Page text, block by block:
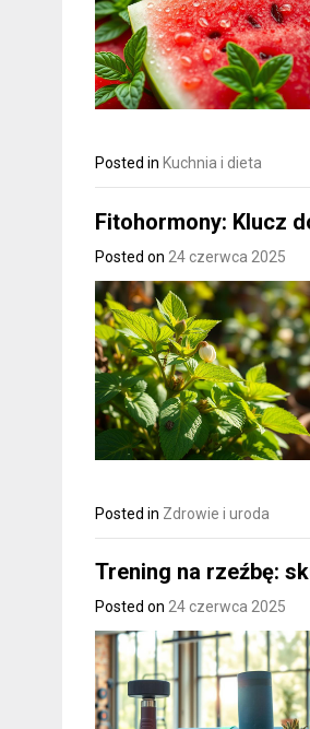
Posted in Kuchnia i dieta
Fitohormony: Klucz
Posted on 24 czerwca 2025
Posted in Zdrowie i uroda
Trening na rzeźbę:
Posted on 24 czerwca 2025